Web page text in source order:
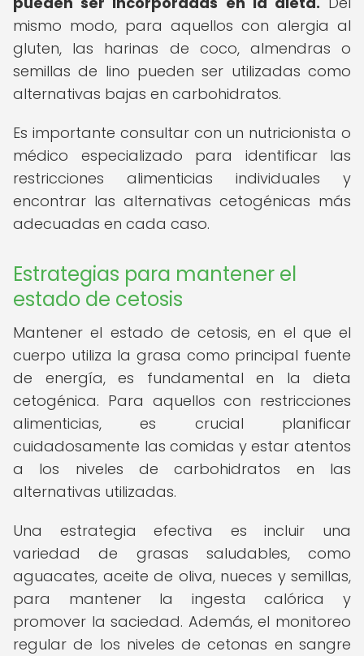
mismo modo, para aquellos con alergia al
gluten, las harinas de coco, almendras o
semillas de lino pueden ser utilizadas como
alternativas bajas en carbohidratos.
Es importante consultar con un nutricionista o
médico especializado para identificar las
restricciones alimenticias individuales y
encontrar las alternativas cetogénicas más
adecuadas en cada caso.
Estrategias para mantener el
estado de cetosis
Mantener el estado de cetosis, en el que el
cuerpo utiliza la grasa como principal fuente
de energía, es fundamental en la dieta
cetogénica. Para aquellos con restricciones
alimenticias, es crucial planificar
cuidadosamente las comidas y estar atentos
a los niveles de carbohidratos en las
alternativas utilizadas.
Una estrategia efectiva es incluir una
variedad de grasas saludables, como
aguacates, aceite de oliva, nueces y semillas,
para mantener la ingesta calórica y
promover la saciedad. Además, el monitoreo
regular de los niveles de cetonas en sangre